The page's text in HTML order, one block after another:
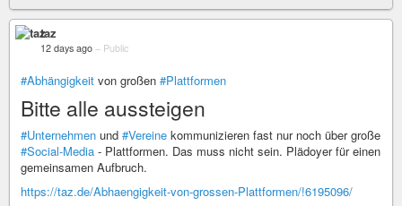
taz
12 days ago – Public
#Abhängigkeit von großen #Plattformen
Bitte alle aussteigen
#Unternehmen und #Vereine kommunizieren fast nur noch über große
#Social-Media - Plattformen. Das muss nicht sein. Plädoyer für einen
gemeinsamen Aufbruch.
https://taz.de/Abhaengigkeit-von-grossen-Plattformen/!6195096/